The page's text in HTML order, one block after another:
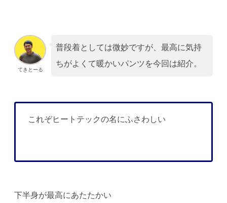
てきとーる
普段着としては微妙ですが、最高に気持
ちがよくて暖かいパンツを今回は紹介。
これぞヒートテックの名にふさわしい
下半身が最高にあたたかい